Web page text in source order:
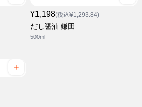
¥1,198(税込¥1,293.84)
だし醤油 鎌田
500ml